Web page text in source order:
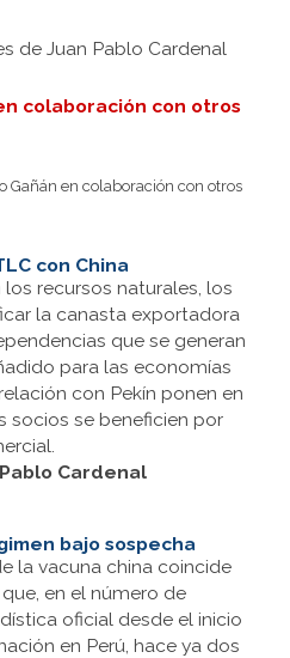
de Juan Pablo Cardenal
colaboración con otros
Gañán en colaboración con otros
con China
recursos naturales, los
la canasta exportadora
que se generan
para las economías
con Pekín ponen en
socios se beneficien por
Cardenal
bajo sospecha
la vacuna china coincide
en el número de
oficial desde el inicio
en Perú, hace ya dos